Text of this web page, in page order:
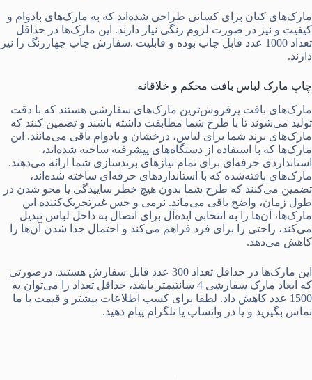
مارک‌های کتان برای کسانی طراحی شده‌اند که به مارک‌های بادوام و
کیفیت و نیز در صورت لزوم رنگی نیاز دارند. این مارک‌ها در حداقل
تعداد 1000 عدد قابل چاپ بوده و قابلیت .سفارش چاپ چهاررنگ را نیز
دارند.
چاپ مارک لباس بافت محکم و خلاقانه
مارک‌های بافت پرفروش‌ترین مارک‌های سفارشی هستند که با دقت
تولید می‌شوند تا با طرح شما مطابقت داشته باشند و تضمین کنند که
مارک‌های برند شما برای لباس، درخشان و بادوام باقی می‌مانند. این
مارک‌ها که با استفاده از دستگاه‌های پیشرفته ساخته شده‌اند،
استانداردی حرفه‌ای برای تمام نیازهای برندسازی شما ارائه می‌دهند.
مارک‌های بافته‌شده که با استانداردهای حرفه‌ای ساخته شده‌اند،
تضمین می‌کنند که طرح شما بدون هیچ خطر ساییدگی یا محو شدن در
طول زمان، واضح باقی می‌ماند. نرمی و حس غیرتحریک‌کننده این
مارک‌ها، آن‌ها را به انتخابی ایده‌آل برای اتصال به داخل لباس تبدیل
می‌کند، راحتی را برای فرد فراهم می‌کند و احتمال جدا شدن آن‌ها را
کاهش می‌دهد.
این مارک‌ها در حداقل تعداد 300 عدد قابل سفارش هستند. درصورتی
که ابعاد مارک سفارشی 4 سانتیمتر باشد، حداقل تعداد را می‌توان به
1500 عدد کاهش داد. لطفا برای کسب اطلاعات بیشتر و قیمت با ما
تماس بگیرید و یا در واتساپ یا تلگرام پیام دهید.